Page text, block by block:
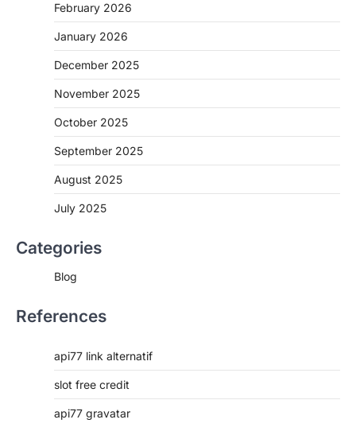
February 2026
January 2026
December 2025
November 2025
October 2025
September 2025
August 2025
July 2025
Categories
Blog
References
api77 link alternatif
slot free credit
api77 gravatar